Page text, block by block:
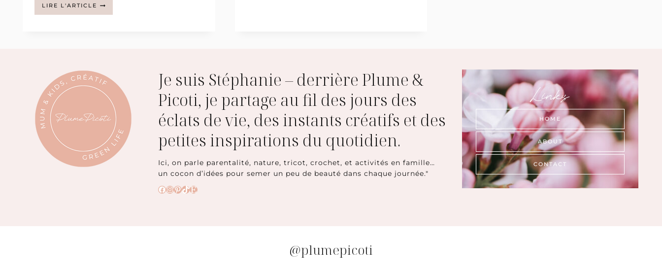
LIRE L'ARTICLE SUR
LA
Je suis Stéphanie – derrière Plume &
Picoti, je partage au fil des jours des
éclats de vie, des instants créatifs et des
petites inspirations du quotidien.
Ici, on parle parentalité, nature, tricot, crochet, et activités en famille…
un cocon d’idées pour semer un peu de beauté dans chaque journée."
Facebook
Instagram
Pinterest
TikTok
Etsy
Links
HOME
ABOUT
CONTACT
@plumepicoti